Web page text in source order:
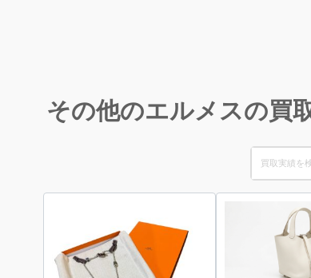
その他のエルメスの買
Search
for: